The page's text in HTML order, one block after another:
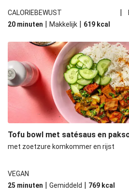
Noedels met vegetarische
Noedels met Thaise-stijl
Noedels met kip,
Noedels met veggie
CALORIEBEWUST |
20 minuten | Makkelijk | 619 kcal
Tofu bowl met satésaus en
met zoetzure komkommer en rijst
VEGAN
25 minuten | Gemiddeld | 769 kcal